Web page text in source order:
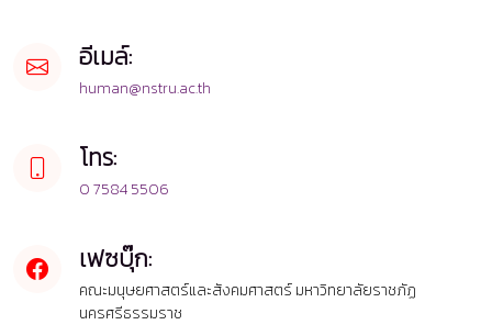
อีเมล์:
human@nstru.ac.th
โทร:
0 7584 5506
เฟซบุ๊ก:
คณะมนุษยศาสตร์และสังคมศาสตร์ มหาวิทยาลัยราชภัฏ
นครศรีธรรมราช